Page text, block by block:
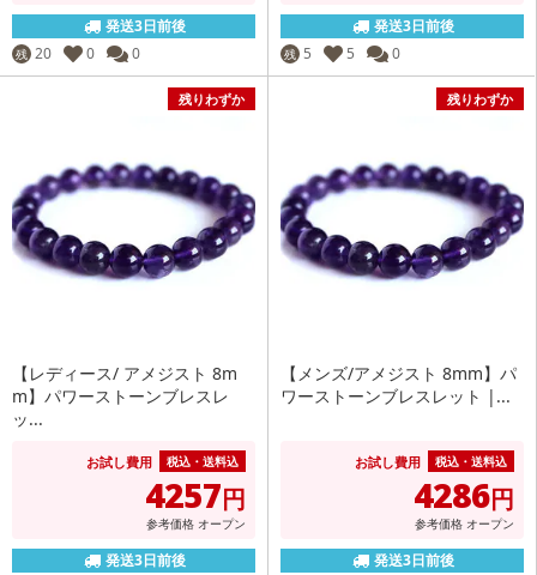
発送3日前後
残 20 0 0
発送3日前後
残 5 5 0
残りわずか
【レディース/ アメジスト 8m
m】パワーストーンブレスレ
ッ...
お試し費用 税込・送料込
4257円
参考価格 オープン
発送3日前後
残りわずか
【メンズ/アメジスト 8mm】パ
ワーストーンブレスレット |...
お試し費用 税込・送料込
4286円
参考価格 オープン
発送3日前後